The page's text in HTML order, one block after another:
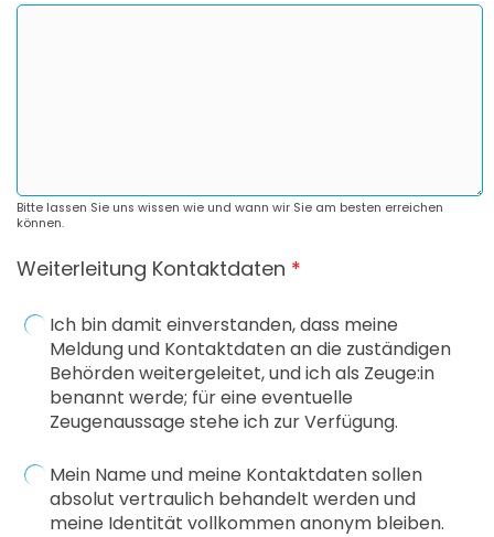
Bitte lassen Sie uns wissen wie und wann wir Sie am besten erreichen
können.
Weiterleitung Kontaktdaten *
Ich bin damit einverstanden, dass meine
Meldung und Kontaktdaten an die zuständigen
Behörden weitergeleitet, und ich als Zeuge:in
benannt werde; für eine eventuelle
Zeugenaussage stehe ich zur Verfügung.
Mein Name und meine Kontaktdaten sollen
absolut vertraulich behandelt werden und
meine Identität vollkommen anonym bleiben.